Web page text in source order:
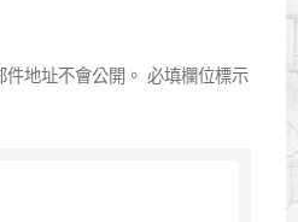
地址不會公開。 必填欄位標示